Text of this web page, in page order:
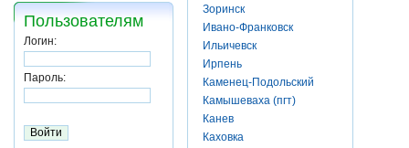
Пользователям
Логин:
Пароль:
Зоринск
Ивано-Франковск
Ильичевск
Ирпень
Каменец-Подольский
Камышеваха (пгт)
Канев
Каховка